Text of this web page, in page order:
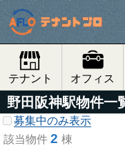
テナント オフィス
野田阪神駅物件一
募集中のみ表示
該当物件 2 棟